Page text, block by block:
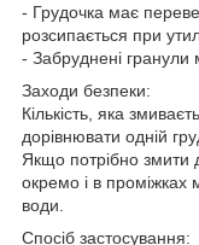
- Грудочка має
розсипається при
- Забруднені гранули
Заходи безпеки:
Кількість, яка
дорівнювати одній
Якщо потрібно змити
окремо і в проміжках
води.
Спосіб застосування: